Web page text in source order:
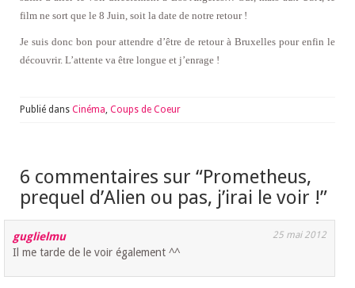
film ne sort que le 8 Juin, soit la date de notre retour !
Je suis donc bon pour attendre d’être de retour à Bruxelles pour enfin le
découvrir. L’attente va être longue et j’enrage !
Publié dans Cinéma, Coups de Coeur
6 commentaires sur “Prometheus,
prequel d’Alien ou pas, j’irai le voir !”
guglielmu 25 mai 2012
Il me tarde de le voir également ^^